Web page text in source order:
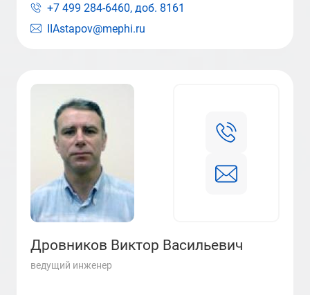
IIAstapov@mephi.ru
+7 499 284-6460, доб. 8161
Дровников Виктор Васильевич
ведущий инженер